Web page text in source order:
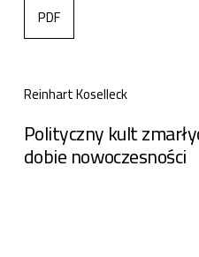
PDF
Reinhart Koselleck
Polityczny kult
dobie nowoczesności